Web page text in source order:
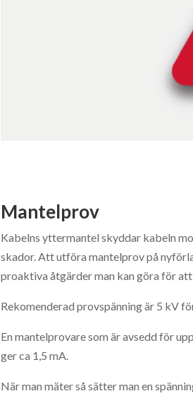
Mantelprov
Kabelns yttermantel skyddar kabeln
skador. Att utföra mantelprov på
proaktiva åtgärder man kan göra för
Rekomenderad provspänning är 5 kV
En mantelprovare som är avsedd för
ger ca 1,5 mA.
När man mäter så sätter man en